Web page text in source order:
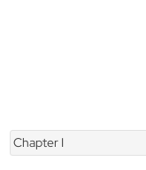
Chapter I